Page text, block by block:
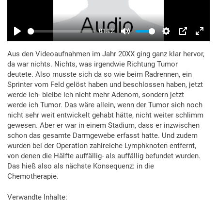
Aus den Videoaufnahmen im Jahr 20XX ging ganz klar hervor,
da war nichts. Nichts, was irgendwie Richtung Tumor
deutete. Also musste sich da so wie beim Radrennen, ein
Sprinter vom Feld gelöst haben und beschlossen haben, jetzt
werde ich- bleibe ich nicht mehr Adenom, sondern jetzt
werde ich Tumor. Das wäre allein, wenn der Tumor sich noch
nicht sehr weit entwickelt gehabt hätte, nicht weiter schlimm
gewesen. Aber er war in einem Stadium, dass er inzwischen
schon das gesamte Darmgewebe erfasst hatte. Und zudem
wurden bei der Operation zahlreiche Lymphknoten entfernt,
von denen die Hälfte auffällig- als auffällig befundet wurden.
Das hieß also als nächste Konsequenz: in die
Chemotherapie.
Verwandte Inhalte